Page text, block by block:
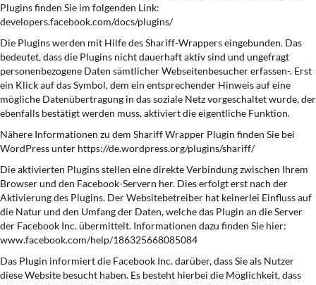
Plugins finden Sie im folgenden Link:
developers.facebook.com/docs/plugins/
Die Plugins werden mit Hilfe des Shariff-Wrappers eingebunden. Das
bedeutet, dass die Plugins nicht dauerhaft aktiv sind und ungefragt
personenbezogene Daten sämtlicher Webseitenbesucher erfassen-. Erst
ein Klick auf das Symbol, dem ein entsprechender Hinweis auf eine
mögliche Datenübertragung in das soziale Netz vorgeschaltet wurde, der
ebenfalls bestätigt werden muss, aktiviert die eigentliche Funktion.
Nähere Informationen zu dem Shariff Wrapper Plugin finden Sie bei
WordPress unter https://de.wordpress.org/plugins/shariff/
Die aktivierten Plugins stellen eine direkte Verbindung zwischen Ihrem
Browser und den Facebook-Servern her. Dies erfolgt erst nach der
Aktivierung des Plugins. Der Websitebetreiber hat keinerlei Einfluss auf
die Natur und den Umfang der Daten, welche das Plugin an die Server
der Facebook Inc. übermittelt. Informationen dazu finden Sie hier:
www.facebook.com/help/186325668085084
Das Plugin informiert die Facebook Inc. darüber, dass Sie als Nutzer
diese Website besucht haben. Es besteht hierbei die Möglichkeit, dass